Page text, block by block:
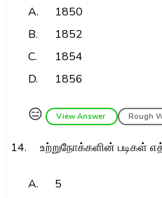
A.
1850
B.
1852
C.
1854
D.
1856
😑 View Answer Rough
14. உற்றுநோக்களின் படிகள்
A.
5